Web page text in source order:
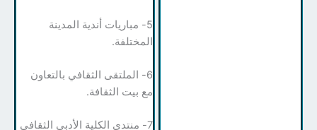
5- مباريات أندية المدينة
المختلفة.
6- الملتقى الثقافي بالتعاون
مع بيت الثقافة.
7- منتدى الكلية الأدبي الثقافي